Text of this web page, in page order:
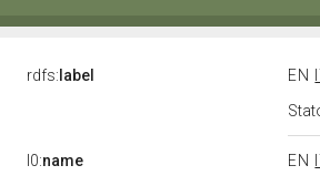
rdfs: label EN
l0:name EN